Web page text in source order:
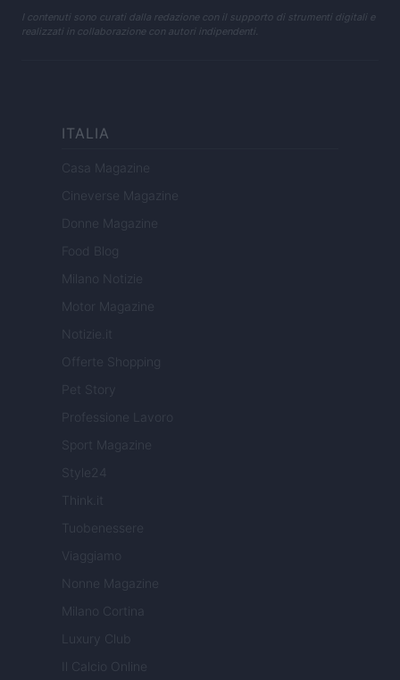
I contenuti sono curati dalla redazione con il supporto di strumenti digitali e
realizzati in collaborazione con autori indipendenti.
ITALIA
Casa Magazine
Cineverse Magazine
Donne Magazine
Food Blog
Milano Notizie
Motor Magazine
Notizie.it
Offerte Shopping
Pet Story
Professione Lavoro
Sport Magazine
Style24
Think.it
Tuobenessere
Viaggiamo
Nonne Magazine
Milano Cortina
Luxury Club
Il Calcio Online